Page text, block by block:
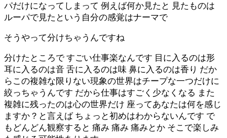
パだけになってしまって 例えば何か見たと 見たものは
ルーパで見たという自分の感覚はナーマで
そうやって分けちゃうんですね
分けたところで すごい仕事楽なんです 目に入るのは形
耳に入るのは音 舌に入るのは味 鼻に入るのは香り だか
らこの複雑な限りない現象の世界はチープな一つだけに
絞っちゃうんです だから仕事はすごく少なくなる また
複雑に残ったのは心の世界だけ 座ってあなたは何を感じ
ますか？と言えば ちょっと初めはわからないんです で
もどんどん観察すると 痛み 痛み 痛みとか そこで楽しみ